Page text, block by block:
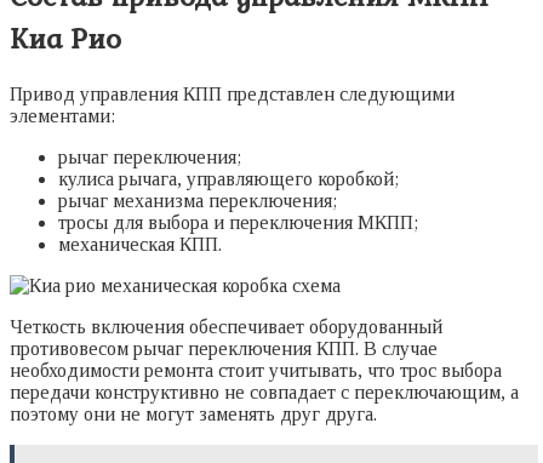
Киа Рио
Привод управления КПП представлен следующими
элементами:
рычаг переключения;
кулиса рычага, управляющего коробкой;
рычаг механизма переключения;
тросы для выбора и переключения МКПП;
механическая КПП.
Четкость включения обеспечивает оборудованный
противовесом рычаг переключения КПП. В случае
необходимости ремонта стоит учитывать, что трос выбора
передачи конструктивно не совпадает с переключающим, а
поэтому они не могут заменять друг друга.